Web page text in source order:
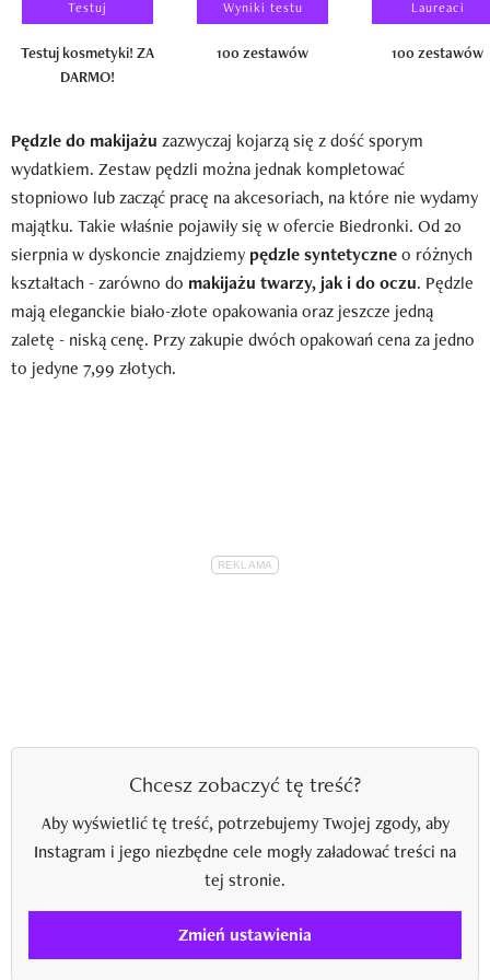
Testuj
Testuj kosmetyki! ZA
DARMO!
Wyniki testu
100 zestawów
Laureaci
100 zestawów
Pędzle do makijażu zazwyczaj kojarzą się z dość sporym
wydatkiem. Zestaw pędzli można jednak kompletować
stopniowo lub zacząć pracę na akcesoriach, na które nie wydamy
majątku. Takie właśnie pojawiły się w ofercie Biedronki. Od 20
sierpnia w dyskoncie znajdziemy pędzle syntetyczneo różnych
kształtach - zarówno do makijażu twarzy, jak i do oczu. Pędzle
mają eleganckie biało-złote opakowania oraz jeszcze jedną
zaletę - niską cenę. Przy zakupie dwóch opakowań cena za jedno
to jedyne 7,99 złotych.
Chcesz zobaczyć tę treść?
Aby wyświetlić tę treść, potrzebujemy Twojej zgody, aby
Instagram i jego niezbędne cele mogły załadować treści na
tej stronie.
Zmień ustawienia